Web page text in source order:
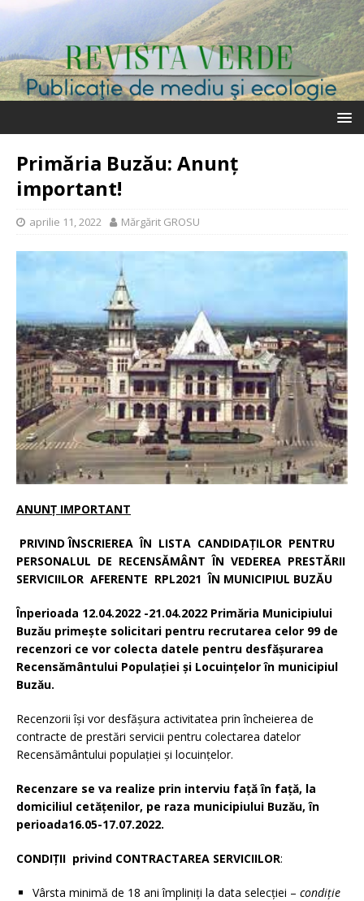
Primăria Buzău: Anunț
important!
aprilie 11, 2022 Mărgărit GROSU
ANUNȚ IMPORTANT
PRIVIND ÎNSCRIEREA ÎN LISTA CANDIDAȚILOR PENTRU
PERSONALUL DE RECENSĂMÂNT ÎN VEDEREA PRESTĂRII
SERVICIILOR AFERENTE RPL2021 ÎN MUNICIPIUL BUZĂU
Înperioada 12.04.2022 -21.04.2022 Primăria Municipiului
Buzău primește solicitari pentru recrutarea celor 99 de
recenzori ce vor colecta datele pentru desfășurarea
Recensământului Populației și Locuințelor în municipiul
Buzău.
Recenzorii își vor desfășura activitatea prin încheierea de
contracte de prestări servicii pentru colectarea datelor
Recensământului populației și locuințelor.
Recenzare se va realize prin interviu față în față, la
domiciliul cetățenilor, pe raza municipiului Buzău, în
perioada16.05-17.07.2022.
CONDIȚII privind CONTRACTAREA SERVICIILOR:
Vârsta minimă de 18 ani împliniți la data selecției – condiție